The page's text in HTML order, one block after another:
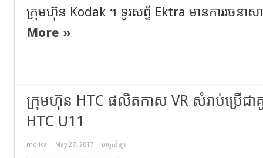
ក្រុមហ៊ុន Kodak ។ ទូរសព្ទ័ Ektra មានការរចនា
More »
ក្រុមហ៊ុន HTC ផលិតកាស VR សំរាប់ប្រើជា
HTC U11
molica May 27, 2017 បច្ចេកវិទ្យា